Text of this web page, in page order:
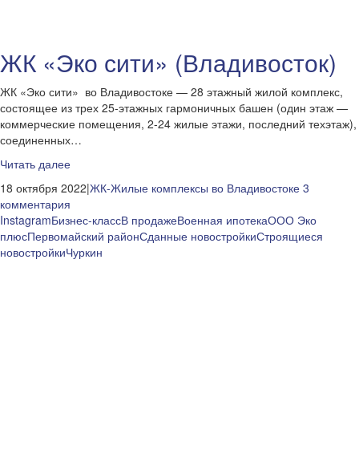
ЖК «Эко сити» (Владивосток)
ЖК «Эко сити» во Владивостоке — 28 этажный жилой комплекс,
состоящее из трех 25-этажных гармоничных башен (один этаж —
коммерческие помещения, 2-24 жилые этажи, последний техэтаж),
соединенных…
Читать далее
18 октября 2022|ЖК-Жилые комплексы во Владивостоке 3
комментария
InstagramБизнес-классВ продажеВоенная ипотекаООО Эко
плюсПервомайский районСданные новостройкиСтроящиеся
новостройкиЧуркин